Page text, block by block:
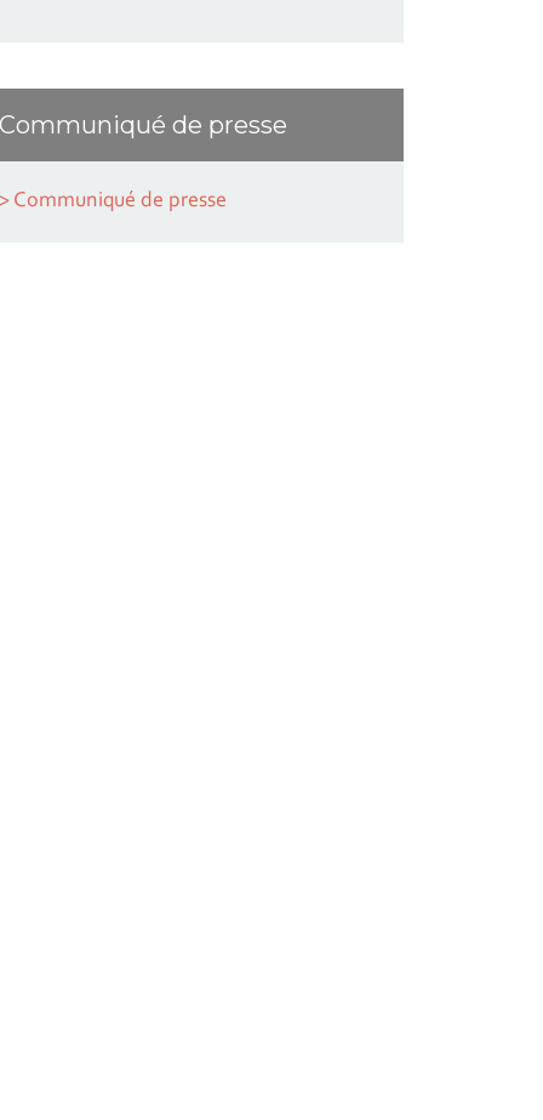
Communiqué de presse
> Communiqué de presse